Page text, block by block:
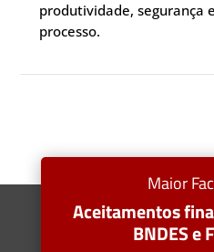
produtividade, segurança
processo.
Maior
Aceitamentos
BNDES e